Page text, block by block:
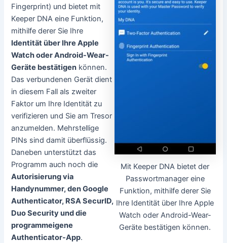
Mit Keeper DNA bietet der
Passwortmanager eine
Funktion, mithilfe derer Sie
Ihre Identität über Ihre Apple
Watch oder Android-Wear-
Geräte bestätigen können.
Fingerprint) und bietet mit
Keeper DNA eine Funktion,
mithilfe derer Sie Ihre
Identität über Ihre Apple
Watch oder Android-Wear-
Geräte bestätigen können.
Das verbundenen Gerät dient
in diesem Fall als zweiter
Faktor um Ihre Identität zu
verifizieren und Sie am Tresor
anzumelden. Mehrstellige
PINs sind damit überflüssig.
Daneben unterstützt das
Programm auch noch die
Autorisierung via
Handynummer, den Google
Authenticator, RSA SecurID,
Duo Security und die
programmeigene
Authenticator-App.